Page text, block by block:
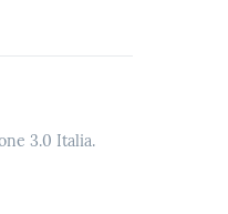
3.0 Italia.